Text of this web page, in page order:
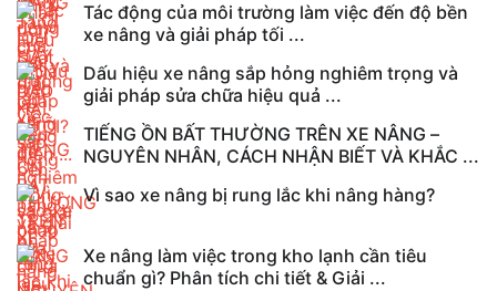
Tác động của môi trường làm việc đến độ bền
xe nâng và giải pháp tối ...
Dấu hiệu xe nâng sắp hỏng nghiêm trọng và
giải pháp sửa chữa hiệu quả ...
TIẾNG ỒN BẤT THƯỜNG TRÊN XE NÂNG –
NGUYÊN NHÂN, CÁCH NHẬN BIẾT VÀ KHẮC ...
Vì sao xe nâng bị rung lắc khi nâng hàng?
Xe nâng làm việc trong kho lạnh cần tiêu
chuẩn gì? Phân tích chi tiết & Giải ...